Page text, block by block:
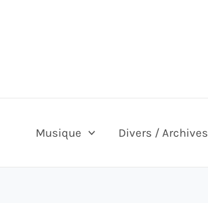
Musique Divers / Archives